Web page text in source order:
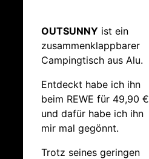
OUTSUNNY ist ein
zusammenklappbarer
Campingtisch aus Alu.
Entdeckt habe ich ihn
beim REWE für 49,90 €
und dafür habe ich ihn
mir mal gegönnt.
Trotz seines geringen